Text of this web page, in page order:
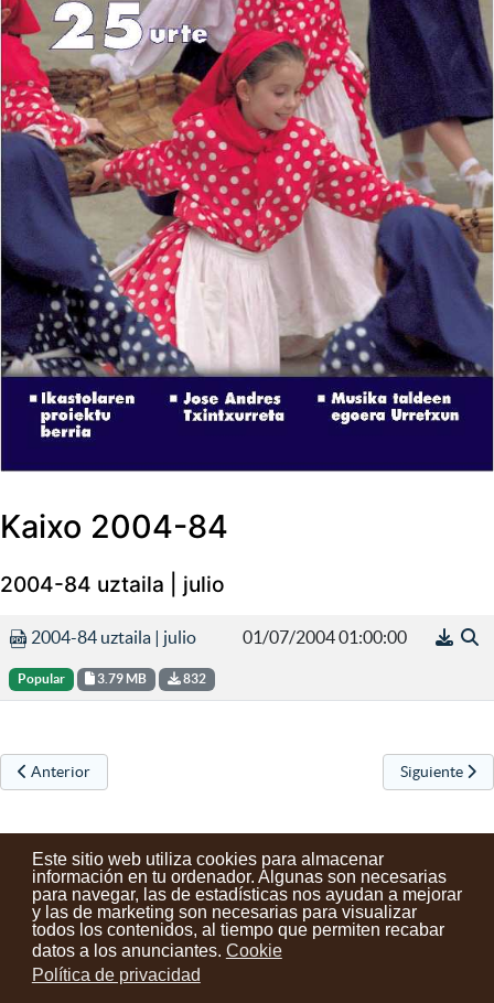
Este sitio web utiliza cookies para almacenar
información en tu ordenador. Algunas son necesarias
para navegar, las de estadísticas nos ayudan a mejorar
y las de marketing son necesarias para visualizar
todos los contenidos, al tiempo que permiten recabar
datos a los anunciantes. Cookie
Política de privacidad
Kaixo 2004-84
2004-84 uztaila | julio
2004-84 uztaila | julio
Popular 3.79 MB 832
01/07/2004 01:00:00
Artículo anterior: Kaixo 2005-86
Anterior Artículo
Siguiente
Contactos Condiciones de uso Aviso legal
Noticias
Tu opinión cuenta